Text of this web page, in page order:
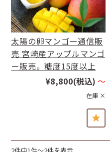
太陽の卵マンゴー通信販
売 宮崎産アップルマンゴ
ー販売。糖度15度以上
¥8,800(税込) ～
在庫 ×